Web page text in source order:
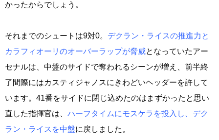
かったからでしょう。
それまでのシュートは9対0。 デクラン・ライスの推進力と
カラフィオーリのオーバーラップが脅威となっていたアー
セナルは、中盤のサイドで奪われるシーンが増え、前半終
了間際にはカスティジャノスにきわどいヘッダーを許して
います。41番をサイドに閉じ込めたのはまずかったと思い
直した指揮官は、 ハーフタイムにモスケラを投入し、デク
ラン・ライスを中盤に戻しました。